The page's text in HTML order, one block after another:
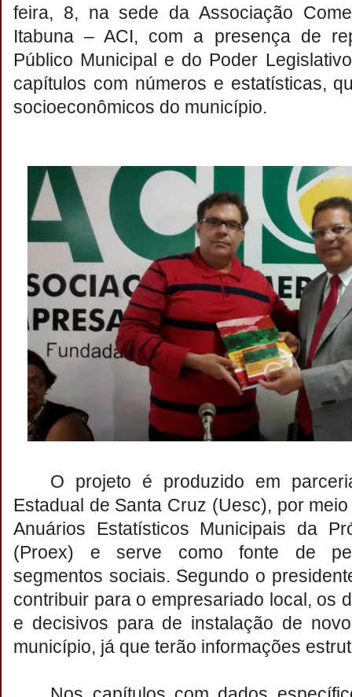
feira, 8, na sede da Associação
Itabuna – ACI, com a presença de
Público Municipal e do Poder
capítulos com números e estatísticas,
socioeconômicos do município.
O projeto é produzido em
Estadual de Santa Cruz (Uesc), por
Anuários Estatísticos Municipais da
(Proex) e serve como fonte de
segmentos sociais. Segundo o
contribuir para o empresariado local, os
e decisivos para de instalação de
município, já que terão informações